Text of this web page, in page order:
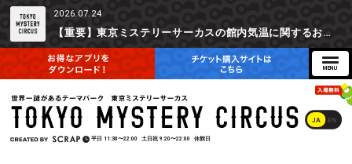
2026.07.24
【重要】東京ミステリーサーカスの館内気温に関するお詫びとご参加辞退時の返金対応について
JA EN
平日 11:30〜22:00 土日祝 9:20〜22:00 休館日